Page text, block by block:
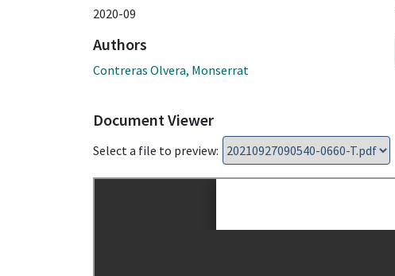
2020-09
Authors
Contreras Olvera, Monserrat
Document Viewer
Select a file to preview: